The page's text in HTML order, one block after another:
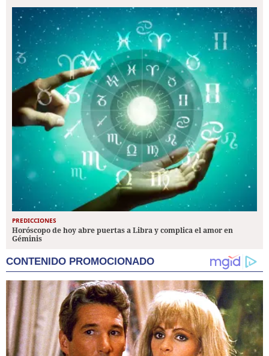
PREDICCIONES
Horóscopo de hoy abre puertas a Libra y complica el amor en
Géminis
CONTENIDO PROMOCIONADO